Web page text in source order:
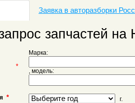
Заявка в авторазборки
запчастей на
*
Марка:
, модель:
* г.